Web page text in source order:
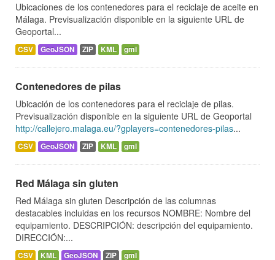
Ubicaciones de los contenedores para el reciclaje de aceite en
Málaga. Previsualización disponible en la siguiente URL de
Geoportal...
CSV GeoJSON ZIP KML gml
Contenedores de pilas
Ubicación de los contenedores para el reciclaje de pilas.
Previsualización disponible en la siguiente URL de Geoportal
http://callejero.malaga.eu/?gplayers=contenedores-pilas...
CSV GeoJSON ZIP KML gml
Red Málaga sin gluten
Red Málaga sin gluten Descripción de las columnas
destacables incluidas en los recursos NOMBRE: Nombre del
equipamiento. DESCRIPCIÓN: descripción del equipamiento.
DIRECCIÓN:...
CSV KML GeoJSON ZIP gml